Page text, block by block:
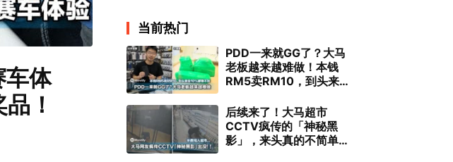
车体
！
当前热门
PDD一来就GG了？大马
老板越来越难做！本钱
RM5卖RM10，到头来连
后续来了！大马超市
CCTV疯传的「神秘黑
影」，来头真的不简单…